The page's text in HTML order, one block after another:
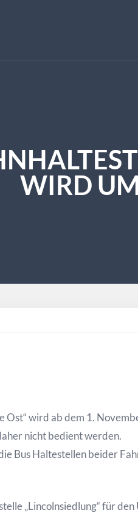
IRD
Ost“ wird ab dem 1.
nicht bedient werden.
Bus Haltestellen beider
„Lincolnsiedlung“ für den